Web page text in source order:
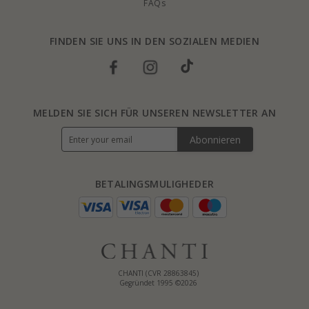
FAQs
FINDEN SIE UNS IN DEN SOZIALEN MEDIEN
CHANTI (CVR 28863845)
Gegründet 1995 ©2026
BETALINGSMULIGHEDER
MELDEN SIE SICH FÜR UNSEREN NEWSLETTER AN
Abonnieren